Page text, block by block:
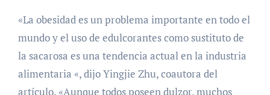
«La obesidad es un problema importante en todo el
mundo y el uso de edulcorantes como sustituto de
la sacarosa es una tendencia actual en la industria
alimentaria «, dijo Yingjie Zhu, coautora del
artículo. «Aunque todos poseen dulzor, muchos